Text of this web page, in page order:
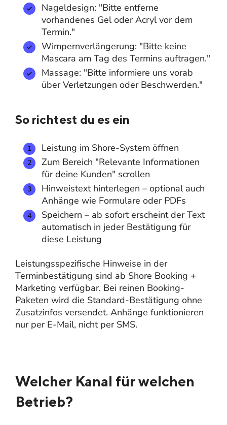
Nageldesign: "Bitte entferne
vorhandenes Gel oder Acryl vor dem
Termin."
Wimpernverlängerung: "Bitte keine
Mascara am Tag des Termins auftragen."
Massage: "Bitte informiere uns vorab
über Verletzungen oder Beschwerden."
So richtest du es ein
Leistung im Shore-System öffnen
Zum Bereich "Relevante Informationen
für deine Kunden" scrollen
Hinweistext hinterlegen – optional auch
Anhänge wie Formulare oder PDFs
Speichern – ab sofort erscheint der Text
automatisch in jeder Bestätigung für
diese Leistung
Leistungsspezifische Hinweise in der
Terminbestätigung sind ab Shore Booking +
Marketing verfügbar. Bei reinen Booking-
Paketen wird die Standard-Bestätigung ohne
Zusatzinfos versendet. Anhänge funktionieren
nur per E-Mail, nicht per SMS.
Welcher Kanal für welchen
Betrieb?